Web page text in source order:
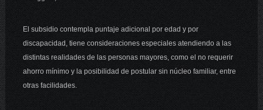
El subsidio contempla puntaje adicional por edad y por
discapacidad, tiene consideraciones especiales atendiendo a las
distintas realidades de las personas mayores, como el no requerir
ahorro mínimo y la posibilidad de postular sin núcleo familiar, entre
otras facilidades.